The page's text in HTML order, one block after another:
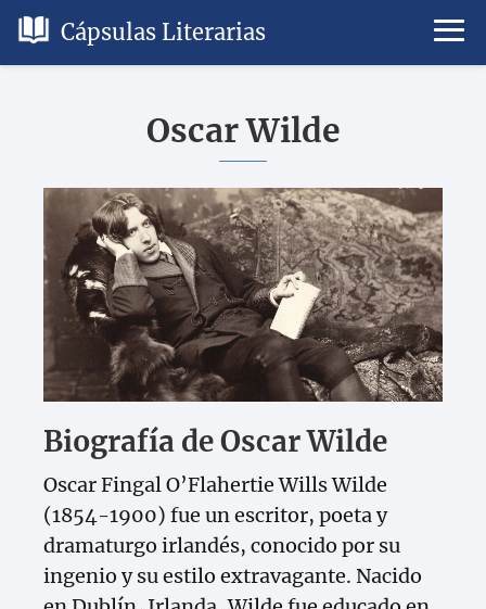
Cápsulas Literarias
Oscar Wilde
Biografía de Oscar Wilde
Oscar Fingal O’Flahertie Wills Wilde
(1854-1900) fue un escritor, poeta y
dramaturgo irlandés, conocido por su
ingenio y su estilo extravagante. Nacido